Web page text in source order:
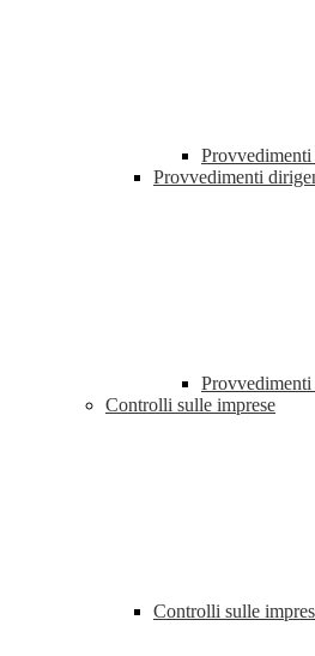
Provvedimenti
Controlli sulle imprese
Controlli sulle